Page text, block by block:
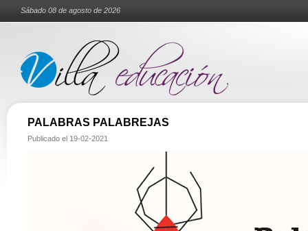
Sábado 08 de agosto de 2026
PALABRAS PALABREJAS
Publicado el 19-02-2021